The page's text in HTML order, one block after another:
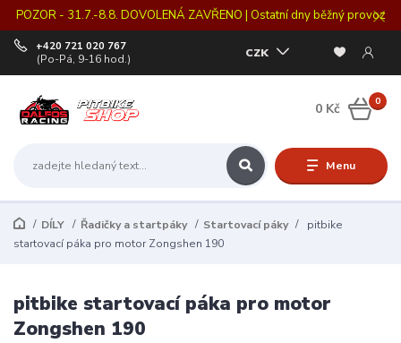
POZOR - 31.7.-8.8. DOVOLENÁ ZAVŘENO | Ostatní dny běžný provoz
Menu
CZK
+420 721 020 767
(Po-Pá, 9-16 hod.)
0
0 Kč
DÍLY Řadičky a startpáky Startovací páky
pitbike
startovací páka pro motor Zongshen 190
pitbike startovací páka pro motor
Zongshen 190